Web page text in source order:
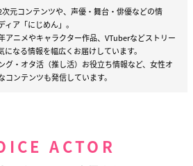
元コンテンツや、声優・舞台・俳優などの情
ア「にじめん」。
アニメやキャラクター作品、VTuberなどストリー
なる情報を幅広くお届けしています。
グ・オタ活（推し活）お役立ち情報など、女性オ
ンテンツも発信しています。
ACTOR